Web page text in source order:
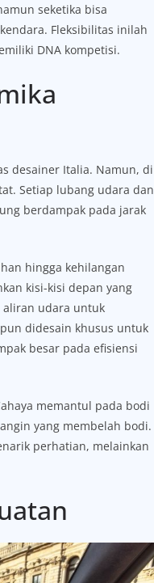
seketika bisa
Fleksibilitas inilah
DNA kompetisi.
desainer Italia. Namun, di
Setiap lubang udara dan
berdampak pada jarak
hingga kehilangan
kisi-kisi depan yang
aliran udara untuk
didesain khusus untuk
besar pada efisiensi
memantul pada bodi
yang membelah bodi.
perhatian, melainkan